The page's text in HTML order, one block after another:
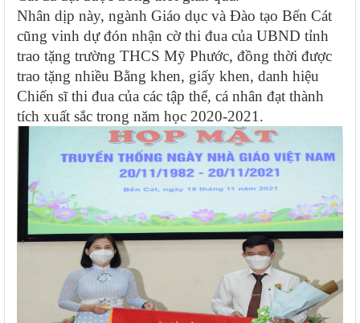
Nhân dịp này, ngành Giáo dục và Đào tạo Bến Cát
cũng vinh dự đón nhận cờ thi đua của UBND tỉnh
trao tặng trường THCS Mỹ Phước, đồng thời được
trao tặng nhiều Bằng khen, giấy khen, danh hiệu
Chiến sĩ thi đua của các tập thể, cá nhân đạt thành
tích xuất sắc trong năm học 2020-2021.